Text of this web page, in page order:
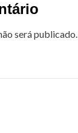
será publicado.